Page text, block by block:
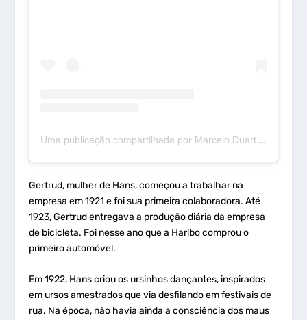
Uma publicação compartilhada por Marcelo Duarte (@mdcurioso)
Gertrud, mulher de Hans, começou a trabalhar na
empresa em 1921 e foi sua primeira colaboradora. Até
1923, Gertrud entregava a produção diária da empresa
de bicicleta. Foi nesse ano que a Haribo comprou o
primeiro automóvel.
Em 1922, Hans criou os ursinhos dançantes, inspirados
em ursos amestrados que via desfilando em festivais de
rua. Na época, não havia ainda a consciência dos maus